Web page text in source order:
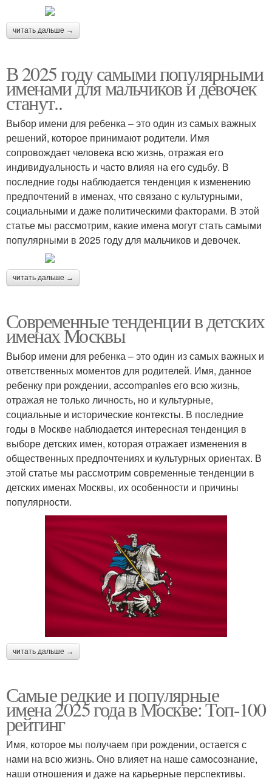
читать дальше →
В 2025 году самыми популярными
именами для мальчиков и девочек
станут..
Выбор имени для ребенка – это один из самых важных
решений, которое принимают родители. Имя
сопровождает человека всю жизнь, отражая его
индивидуальность и часто влияя на его судьбу. В
последние годы наблюдается тенденция к изменению
предпочтений в именах, что связано с культурными,
социальными и даже политическими факторами. В этой
статье мы рассмотрим, какие имена могут стать самыми
популярными в 2025 году для мальчиков и девочек.
читать дальше →
Современные тенденции в детских
именах Москвы
Выбор имени для ребенка – это один из самых важных и
ответственных моментов для родителей. Имя, данное
ребенку при рождении, accompanies его всю жизнь,
отражая не только личность, но и культурные,
социальные и исторические контексты. В последние
годы в Москве наблюдается интересная тенденция в
выборе детских имен, которая отражает изменения в
общественных предпочтениях и культурных ориентах. В
этой статье мы рассмотрим современные тенденции в
детских именах Москвы, их особенности и причины
популярности.
читать дальше →
Самые редкие и популярные
имена 2025 года в Москве: Топ-100
рейтинг
Имя, которое мы получаем при рождении, остается с
нами на всю жизнь. Оно влияет на наше самосознание,
наши отношения и даже на карьерные перспективы.